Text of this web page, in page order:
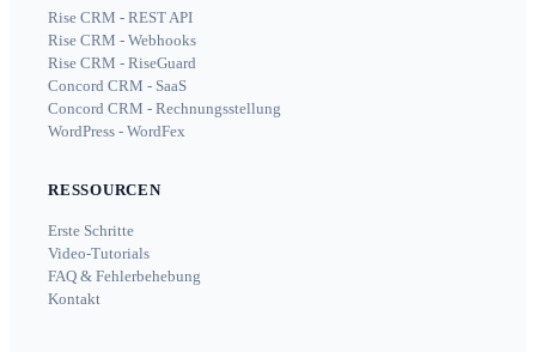
Rise CRM - REST API
Rise CRM - Webhooks
Rise CRM - RiseGuard
Concord CRM - SaaS
Concord CRM - Rechnungsstellung
WordPress - WordFex
RESSOURCEN
Erste Schritte
Video-Tutorials
FAQ & Fehlerbehebung
Kontakt